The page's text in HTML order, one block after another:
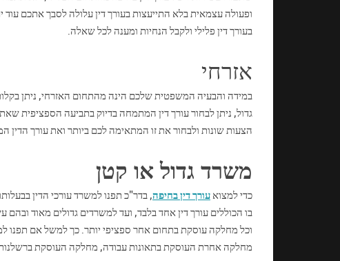
ופעולה עצמאית בלא התייעצות בעורך דין עלולה לסבך אתכם עוד
בעורך דין פלילי ולקבל הנחיות ומענה לכל שאלה.
אזרחי
במידה והבעיה המשפטית שלכם הינה מהתחום האזרחי, ניתן
גדול, ניתן לבחור עורך דין המתמחה בדיוק בתביעה הספציפית
הצעות שונות ולבחור את זו המתאימה לכם ביותר ואת עורך
משרד גדול או קטן
כדי למצואעורך דין בחיפה, בדר"כ תפנו למשרד עורכי הדין
בו הכוללים עורך דין אחד בלבד, ועד למשרדים גדולים מאוד
וכל מחלקה עוסקת בתחום אחר ספציפי יותר. כך למשל אם תפנו
מחלקה אחרת העוסקת בתאונות עבודה, מחלקה העוסקת ברשלנות